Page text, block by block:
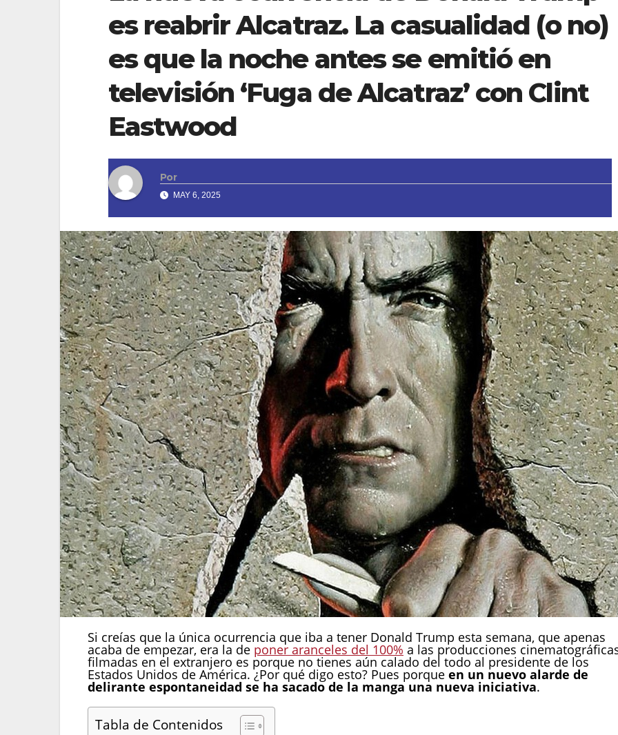
es reabrir Alcatraz. La casualidad (o no)
es que la noche antes se emitió en
televisión ‘Fuga de Alcatraz’ con Clint
Eastwood
Por
MAY 6, 2025
Si creías que la única ocurrencia que iba a tener Donald Trump esta semana, que apenas
acaba de empezar, era la de poner aranceles del 100% a las producciones
filmadas en el extranjero es porque no tienes aún calado del todo al presidente de los
Estados Unidos de América. ¿Por qué digo esto? Pues porque en un nuevo alarde de
delirante espontaneidad se ha sacado de la manga una nueva iniciativa.
Tabla de Contenidos